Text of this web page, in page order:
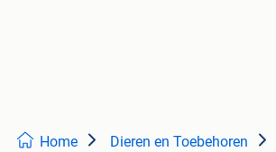
Home Dieren en Toebehoren